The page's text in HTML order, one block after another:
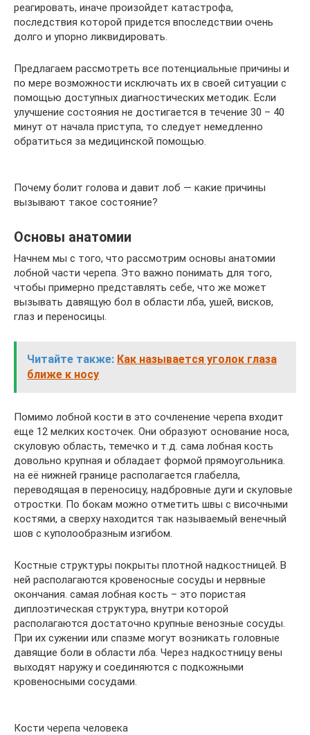
реагировать, иначе произойдет катастрофа,
последствия которой придется впоследствии очень
долго и упорно ликвидировать.
Предлагаем рассмотреть все потенциальные причины и
по мере возможности исключать их в своей ситуации с
помощью доступных диагностических методик. Если
улучшение состояния не достигается в течение 30 – 40
минут от начала приступа, то следует немедленно
обратиться за медицинской помощью.
Почему болит голова и давит лоб — какие причины
вызывают такое состояние?
Основы анатомии
Начнем мы с того, что рассмотрим основы анатомии
лобной части черепа. Это важно понимать для того,
чтобы примерно представлять себе, что же может
вызывать давящую бол в области лба, ушей, висков,
глаз и переносицы.
Читайте также: Как называется уголок глаза
ближе к носу
Помимо лобной кости в это сочленение черепа входит
еще 12 мелких косточек. Они образуют основание носа,
скуловую область, темечко и т.д. сама лобная кость
довольно крупная и обладает формой прямоугольника.
на её нижней границе располагается глабелла,
переводящая в переносицу, надбровные дуги и скуловые
отростки. По бокам можно отметить швы с височными
костями, а сверху находится так называемый венечный
шов с куполообразным изгибом.
Костные структуры покрыты плотной надкостницей. В
ней располагаются кровеносные сосуды и нервные
окончания. самая лобная кость – это пористая
диплоэтическая структура, внутри которой
располагаются достаточно крупные венозные сосуды.
При их сужении или спазме могут возникать головные
давящие боли в области лба. Через надкостницу вены
выходят наружу и соединяются с подкожными
кровеносными сосудами.
Кости черепа человека